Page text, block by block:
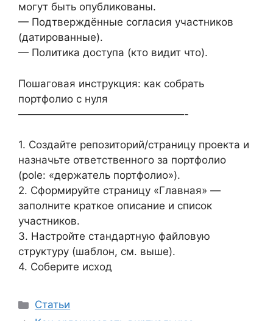
могут быть опубликованы.
— Подтверждённые согласия участников
(датированные).
— Политика доступа (кто видит что).
Пошаговая инструкция: как собрать
портфолио с нуля
————————————————-
1. Создайте репозиторий/страницу проекта и
назначьте ответственного за портфолио
(роle: «держатель портфолио»).
2. Сформируйте страницу «Главная» —
заполните краткое описание и список
участников.
3. Настройте стандартную файловую
структуру (шаблон, см. выше).
4. Соберите исход
Рубрики
Статьи